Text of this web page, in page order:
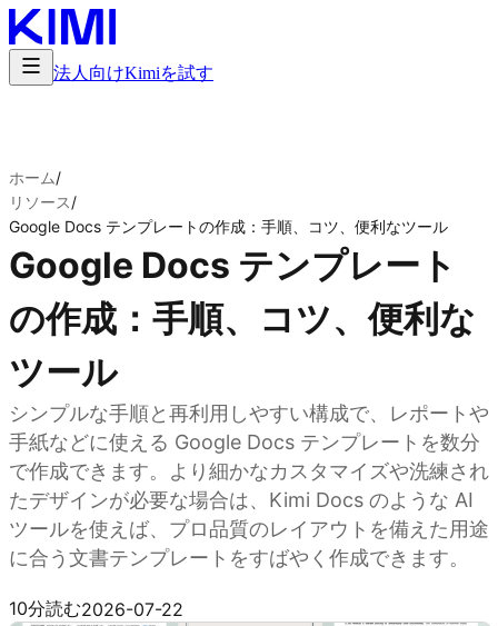
法人向けKimiを試す
ホーム/
リソース/
Google Docs テンプレートの作成：手順、コツ、便利なツール
Google Docs テンプレート
の作成：手順、コツ、便利な
ツール
シンプルな手順と再利用しやすい構成で、レポートや
手紙などに使える Google Docs テンプレートを数分
で作成できます。より細かなカスタマイズや洗練され
たデザインが必要な場合は、Kimi Docs のような AI
ツールを使えば、プロ品質のレイアウトを備えた用途
に合う文書テンプレートをすばやく作成できます。
10分読む2026-07-22